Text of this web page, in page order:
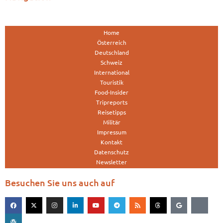
Home
Österreich
Deutschland
Schweiz
International
Touristik
Food-Insider
Tripreports
Reisetipps
Militär
Impressum
Kontakt
Datenschutz
Newsletter
Besuchen Sie uns auch auf